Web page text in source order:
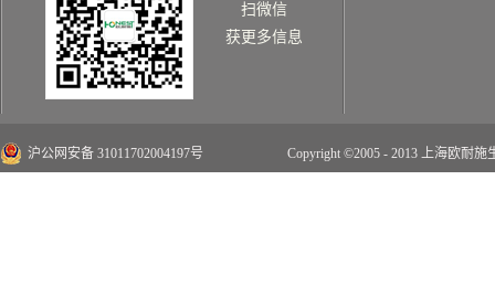
扫微信
获更多信息
沪公网安备 31011702004197号 Copyright ©2005 - 2013 上海欧耐施